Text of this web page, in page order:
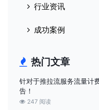
行业资讯
成功案例
热门文章
针对于推拉流服务流量计
告！
247 阅读